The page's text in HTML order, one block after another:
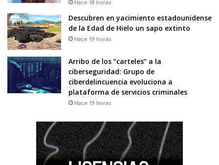
Hace 18 horas
Descubren en yacimiento estadounidense
de la Edad de Hielo un sapo extinto
Hace 19 horas
Arribo de los “carteles” a la
ciberseguridad: Grupo de
ciberdelincuencia evoluciona a
plataforma de servicios criminales
Hace 19 horas